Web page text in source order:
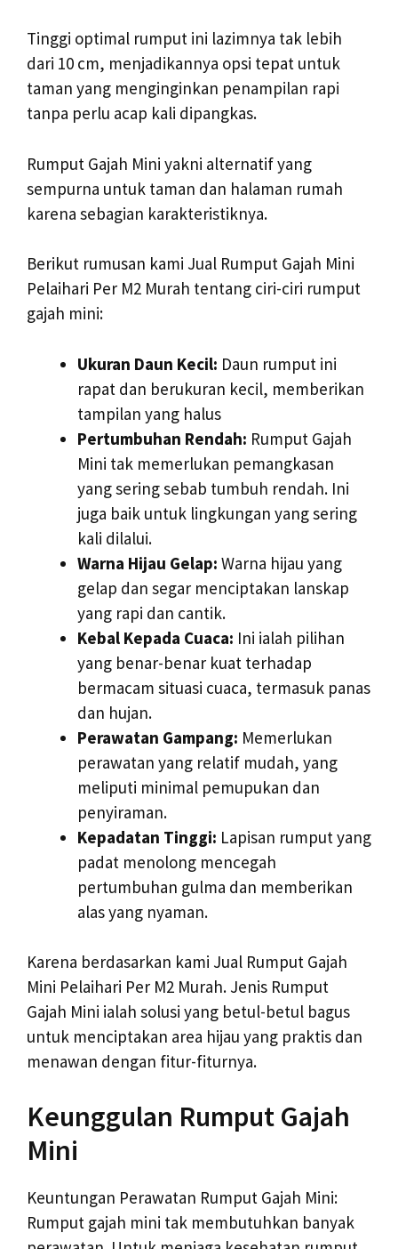
Tinggi optimal rumput ini lazimnya tak lebih
dari 10 cm, menjadikannya opsi tepat untuk
taman yang menginginkan penampilan rapi
tanpa perlu acap kali dipangkas.
Rumput Gajah Mini yakni alternatif yang
sempurna untuk taman dan halaman rumah
karena sebagian karakteristiknya.
Berikut rumusan kami Jual Rumput Gajah Mini
Pelaihari Per M2 Murah tentang ciri-ciri rumput
gajah mini:
Ukuran Daun Kecil: Daun rumput ini
rapat dan berukuran kecil, memberikan
tampilan yang halus
Pertumbuhan Rendah: Rumput Gajah
Mini tak memerlukan pemangkasan
yang sering sebab tumbuh rendah. Ini
juga baik untuk lingkungan yang sering
kali dilalui.
Warna Hijau Gelap: Warna hijau yang
gelap dan segar menciptakan lanskap
yang rapi dan cantik.
Kebal Kepada Cuaca: Ini ialah pilihan
yang benar-benar kuat terhadap
bermacam situasi cuaca, termasuk panas
dan hujan.
Perawatan Gampang: Memerlukan
perawatan yang relatif mudah, yang
meliputi minimal pemupukan dan
penyiraman.
Kepadatan Tinggi: Lapisan rumput yang
padat menolong mencegah
pertumbuhan gulma dan memberikan
alas yang nyaman.
Karena berdasarkan kami Jual Rumput Gajah
Mini Pelaihari Per M2 Murah. Jenis Rumput
Gajah Mini ialah solusi yang betul-betul bagus
untuk menciptakan area hijau yang praktis dan
menawan dengan fitur-fiturnya.
Keunggulan Rumput Gajah
Mini
Keuntungan Perawatan Rumput Gajah Mini:
Rumput gajah mini tak membutuhkan banyak